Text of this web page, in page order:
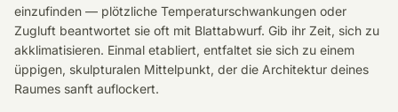
einzufinden — plötzliche Temperaturschwankungen oder
Zugluft beantwortet sie oft mit Blattabwurf. Gib ihr Zeit, sich zu
akklimatisieren. Einmal etabliert, entfaltet sie sich zu einem
üppigen, skulpturalen Mittelpunkt, der die Architektur deines
Raumes sanft auflockert.